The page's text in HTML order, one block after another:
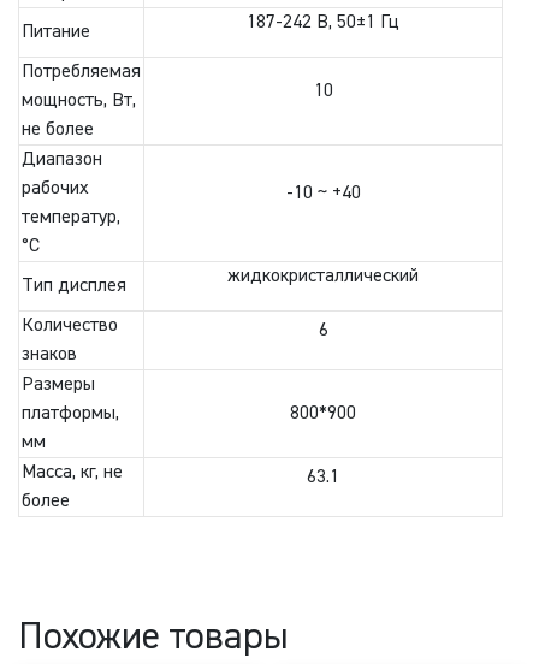
Питание 187-242 В, 50±1 Гц
Потребляемая
мощность, Вт,
не более
10
Диапазон
рабочих
температур,
°C
-10 ~ +40
Тип дисплея жидкокристаллический
Количество
знаков
6
Размеры
платформы,
мм
800*900
Масса, кг, не
более
63.1
Похожие товары